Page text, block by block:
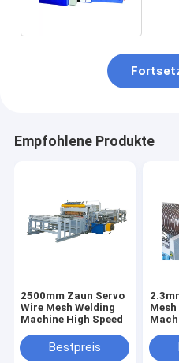
Empfohlene Produkte
2500mm Zaun Servo
Wire Mesh Welding
Machine High Speed
Bestpreis